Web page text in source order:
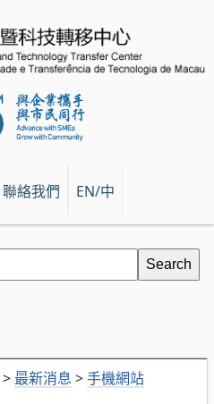
聯絡我們 EN/中
> 最新消息 >手機網站